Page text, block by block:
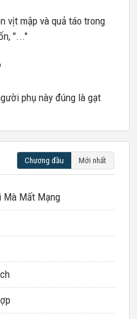
vịt mập và quả táo trong
"..."
phụ này đúng là gạt
Chương đầu Mới nhất
Mà Mất Mạng